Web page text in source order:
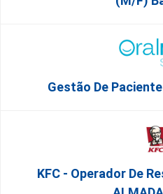
Gestão De
KFC - Operador De